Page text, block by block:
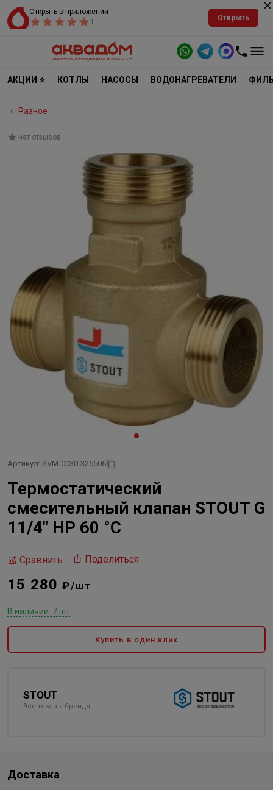
Открыть в приложении
1
Открыть
АКЦИИ ⭐ КОТЛЫ НАСОСЫ ВОДОНАГРЕВАТЕЛИ
Разное
нет отзывов
Артикул: SVM-0030-325506
Термостатический
смесительный клапан STOUT G
11/4" НР 60 °С
Сравнить Поделиться
15 280₽/шт
В наличии: 7 шт
Купить в один клик
STOUT
Все товары бренда
Доставка